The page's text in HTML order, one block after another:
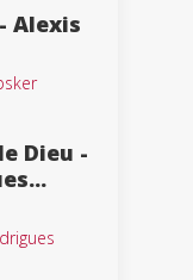
Alexis
Dieu -